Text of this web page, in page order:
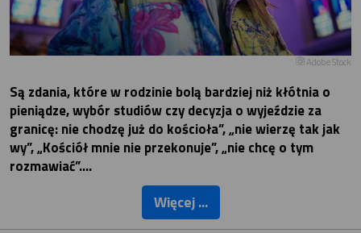
Adobe Stock
Są zdania, które w rodzinie bolą bardziej niż kłótnia o
pieniądze, wybór studiów czy decyzja o wyjeździe za
granicę: nie chodzę już do kościoła”, „nie wierzę tak jak
wy”, „Kościół mnie nie przekonuje”, „nie chcę o tym
rozmawiać”….
Więcej ...